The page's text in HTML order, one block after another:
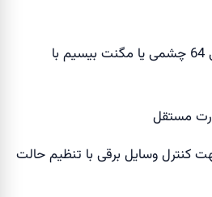
امکان ست کردن 8 الی 64 چشمی یا مگنت بیسیم با
جهت کنترل وسایل برقی با تنظیم حالت